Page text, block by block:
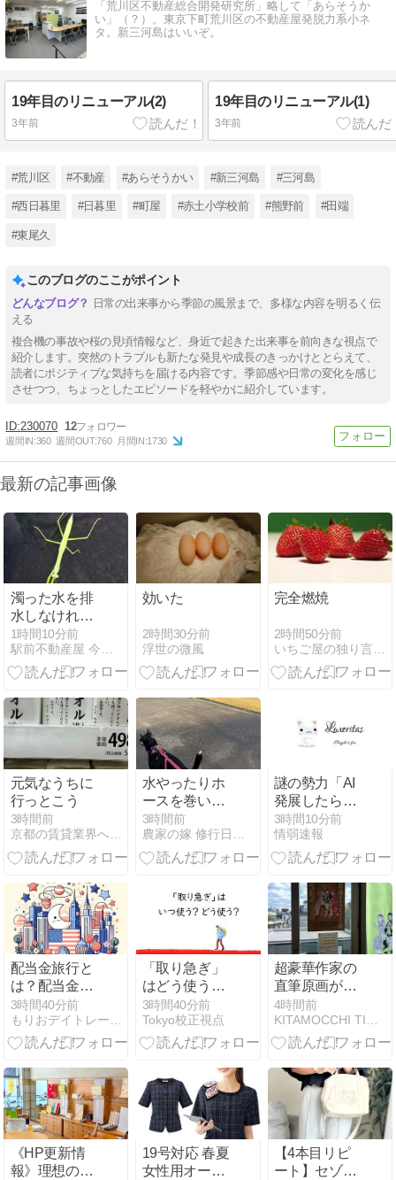
「荒川区不動産総合開発研究所」略して「あらそうか
い」（？）。東京下町荒川区の不動産屋発脱力系小ネ
タ。新三河島はいいぞ。
19年目のリニューアル(2)
3年前
19年目のリニューアル(1)
3年前
#荒川区 #不動産 #あらそうかい #新三河島 #三河島
#西日暮里 #日暮里 #町屋 #赤土小学校前 #熊野前 #田端
#東尾久
このブログのここがポイント
日常の出来事から季節の風景まで、多様な内容を明るく伝
える
複合機の事故や桜の見頃情報など、身近で起きた出来事を前向きな視点で
紹介します。突然のトラブルも新たな発見や成長のきっかけととらえて、
読者にポジティブな気持ちを届ける内容です。季節感や日常の変化を感じ
させつつ、ちょっとしたエピソードを軽やかに紹介しています。
230070 12
週間IN:360 週間OUT:760 月間IN:1730
最新の記事画像
濁った水を排
水しなければ
綺麗な水は入
って来ない
1時間10分前
駅前不動産屋 今日の敵は未来の恩人
効いた
2時間30分前
浮世の微風
完全燃焼
2時間50分前
いちご屋の独り言 “雪の中で育つ越後姫”
元気なうちに
行っとこう
3時間前
京都の賃貸業界へ・・・『真っ向勝負』ログ
水やったりホ
ースを巻いた
り
3時間前
農家の嫁 修行日記＠和歌山
謎の勢力「AI
発展したらお
前らは皆クビ
になるわ」→
未だかつてAI
したG民が0人
の理由
3時間10分前
情弱速報
配当金旅行と
は？配当金だ
けで旅費をま
かなう考え方
と始め方を解
3時間40分前
「取り急ぎ」
はどう使う？
いつ使う？｜
失礼にならな
い使い方と言
3時間40分前
Tokyo校正視点
超豪華作家の
直筆原画が一
堂に！ なのに
無料！！ 「山
岸涼子トリビ
4時間前
《HP更新情
報》理想の七
19号対応 春夏
女性用オーバ
【4本目リピ
ート】セゾパ